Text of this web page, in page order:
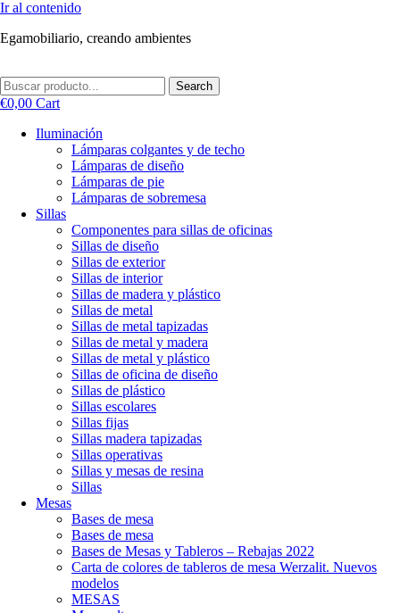
Ir al contenido
Egamobiliario, creando ambientes
Search
€0,00 Cart
Iluminación
Lámparas colgantes y de techo
Lámparas de diseño
Lámparas de pie
Lámparas de sobremesa
Sillas
Componentes para sillas de oficinas
Sillas de diseño
Sillas de exterior
Sillas de interior
Sillas de madera y plástico
Sillas de metal
Sillas de metal tapizadas
Sillas de metal y madera
Sillas de metal y plástico
Sillas de oficina de diseño
Sillas de plástico
Sillas escolares
Sillas fijas
Sillas madera tapizadas
Sillas operativas
Sillas y mesas de resina
Sillas
Mesas
Bases de mesa
Bases de mesa
Bases de Mesas y Tableros – Rebajas 2022
Carta de colores de tableros de mesa Werzalit. Nuevos
modelos
MESAS